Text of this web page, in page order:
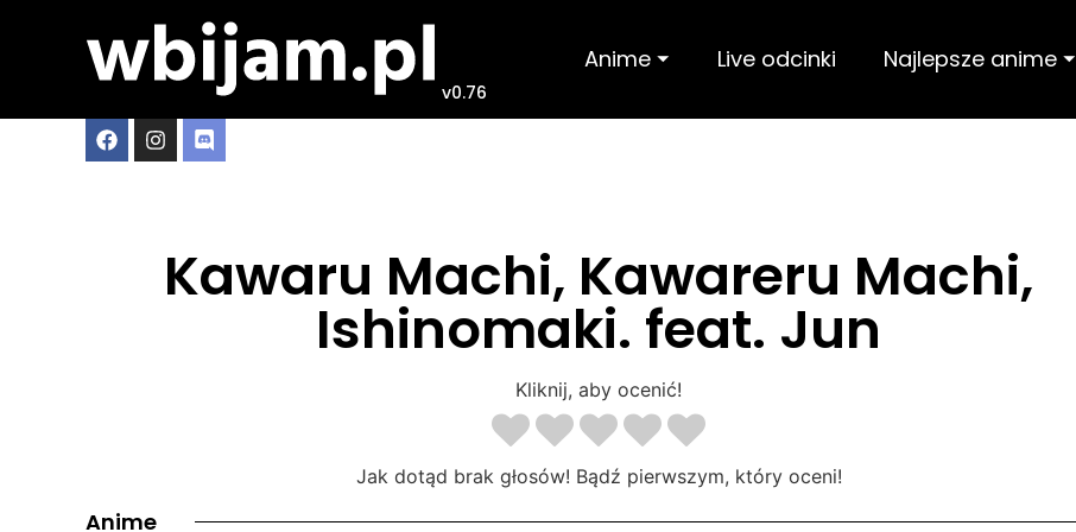
v0.76
Anime ⏷ Live odcinki Najlepsze anime ⏷
Kawaru Machi, Kawareru Machi,
Ishinomaki. feat. Jun
Kliknij, aby ocenić!
Jak dotąd brak głosów! Bądź pierwszym, który oceni!
Anime